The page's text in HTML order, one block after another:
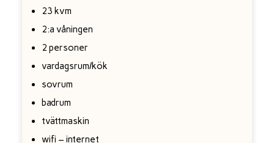
23 kvm
2:a våningen
2 personer
vardagsrum/kök
sovrum
badrum
tvättmaskin
wifi – internet